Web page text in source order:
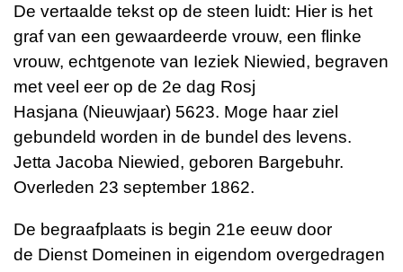
De vertaalde tekst op de steen luidt: Hier is het
graf van een gewaardeerde vrouw, een flinke
vrouw, echtgenote van Ieziek Niewied, begraven
met veel eer op de 2e dag Rosj
Hasjana (Nieuwjaar) 5623. Moge haar ziel
gebundeld worden in de bundel des levens.
Jetta Jacoba Niewied, geboren Bargebuhr.
Overleden 23 september 1862.
De begraafplaats is begin 21e eeuw door
de Dienst Domeinen in eigendom overgedragen